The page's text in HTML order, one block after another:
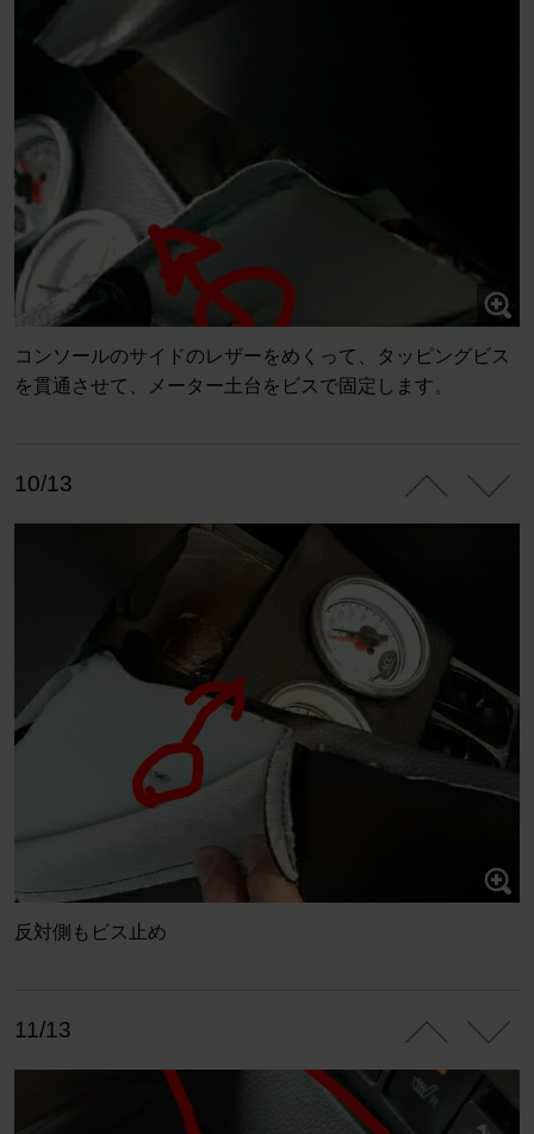
コンソールのサイドのレザーをめくって、タッピングビス
を貫通させて、メーター土台をビスで固定します。
10/13
反対側もビス止め
11/13